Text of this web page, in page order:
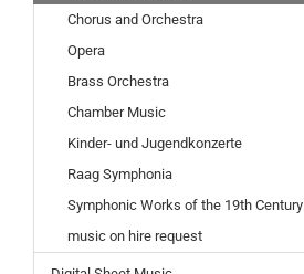
Chorus and Orchestra
Opera
Brass Orchestra
Chamber Music
Kinder- und Jugendkonzerte
Raag Symphonia
Symphonic Works of the 19th Century
music on hire request